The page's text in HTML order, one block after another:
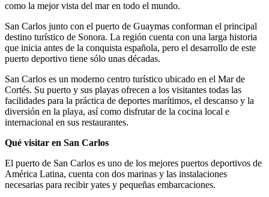
como la mejor vista del mar en todo el mundo.
San Carlos junto con el puerto de Guaymas conforman el principal
destino turístico de Sonora. La región cuenta con una larga historia
que inicia antes de la conquista española, pero el desarrollo de este
puerto deportivo tiene sólo unas décadas.
San Carlos es un moderno centro turístico ubicado en el Mar de
Cortés. Su puerto y sus playas ofrecen a los visitantes todas las
facilidades para la práctica de deportes marítimos, el descanso y la
diversión en la playa, así como disfrutar de la cocina local e
internacional en sus restaurantes.
Qué visitar en San Carlos
El puerto de San Carlos es uno de los mejores puertos deportivos de
América Latina, cuenta con dos marinas y las instalaciones
necesarias para recibir yates y pequeñas embarcaciones.